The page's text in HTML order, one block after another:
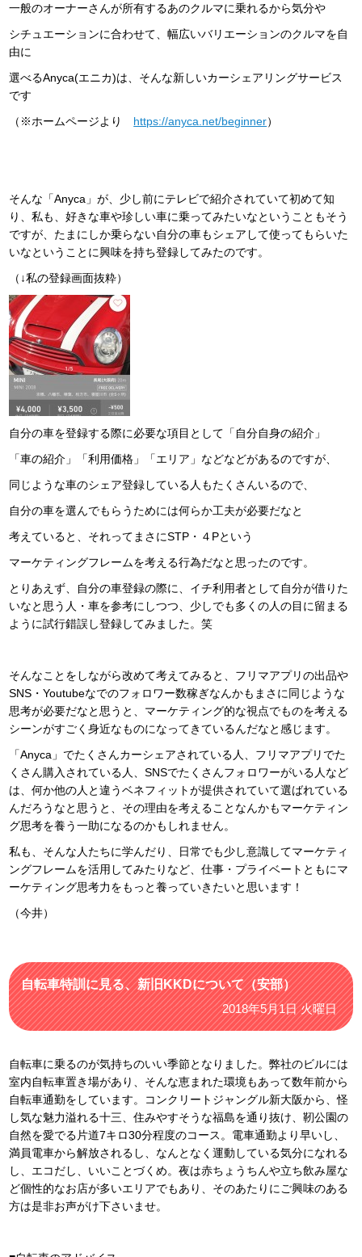
一般のオーナーさんが所有するあのクルマに乗れるから気分や
シチュエーションに合わせて、幅広いバリエーションのクルマを自
由に
選べるAnyca(エニカ)は、そんな新しいカーシェアリングサービス
です
（※ホームページより https://anyca.net/beginner）
そんな「Anyca」が、少し前にテレビで紹介されていて初めて知
り、私も、好きな車や珍しい車に乗ってみたいなということもそう
ですが、たまにしか乗らない自分の車もシェアして使ってもらいた
いなということに興味を持ち登録してみたのです。
（↓私の登録画面抜粋）
自分の車を登録する際に必要な項目として「自分自身の紹介」
「車の紹介」「利用価格」「エリア」などなどがあるのですが、
同じような車のシェア登録している人もたくさんいるので、
自分の車を選んでもらうためには何らか工夫が必要だなと
考えていると、それってまさにSTP・４Pという
マーケティングフレームを考える行為だなと思ったのです。
とりあえず、自分の車登録の際に、イチ利用者として自分が借りた
いなと思う人・車を参考にしつつ、少しでも多くの人の目に留まる
ように試行錯誤し登録してみました。笑
そんなことをしながら改めて考えてみると、フリマアプリの出品や
SNS・Youtubeなでのフォロワー数稼ぎなんかもまさに同じような
思考が必要だなと思うと、マーケティング的な視点でものを考える
シーンがすごく身近なものになってきているんだなと感じます。
「Anyca」でたくさんカーシェアされている人、フリマアプリでた
くさん購入されている人、SNSでたくさんフォロワーがいる人など
は、何か他の人と違うベネフィットが提供されていて選ばれている
んだろうなと思うと、その理由を考えることなんかもマーケティン
グ思考を養う一助になるのかもしれません。
私も、そんな人たちに学んだり、日常でも少し意識してマーケティ
ングフレームを活用してみたりなど、仕事・プライベートともにマ
ーケティング思考力をもっと養っていきたいと思います！
（今井）
自転車特訓に見る、新旧KKDについて（安部）
2018年5月1日 火曜日
自転車に乗るのが気持ちのいい季節となりました。弊社のビルには
室内自転車置き場があり、そんな恵まれた環境もあって数年前から
自転車通勤をしています。コンクリートジャングル新大阪から、怪
し気な魅力溢れる十三、住みやすそうな福島を通り抜け、靭公園の
自然を愛でる片道7キロ30分程度のコース。電車通勤より早いし、
満員電車から解放されるし、なんとなく運動している気分になれる
し、エコだし、いいことづくめ。夜は赤ちょうちんや立ち飲み屋な
ど個性的なお店が多いエリアでもあり、そのあたりにご興味のある
方は是非お声がけ下さいませ。